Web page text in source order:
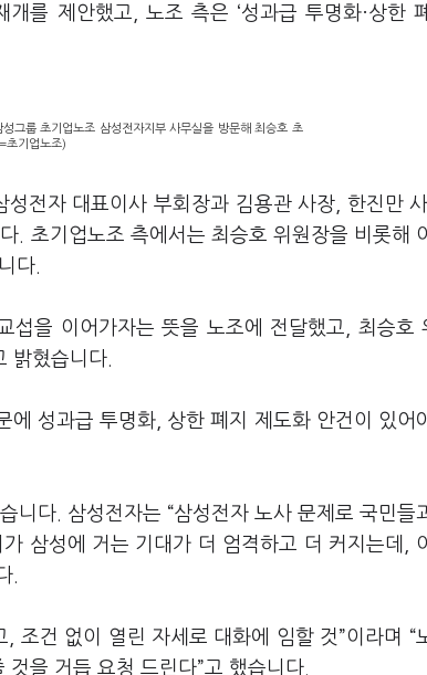
를 제안했고, 노조 측은 ‘성과급 투명화·상한
그룹 초기업노조 삼성전자지부 사무실을 방문해 최승호 초
초기업노조)
전자 대표이사 부회장과 김용관 사장, 한진만
. 초기업노조 측에서는 최승호 위원장을 비롯해
다.
섭을 이어가자는 뜻을 노조에 전달했고, 최승호
밝혔습니다.
에 성과급 투명화, 상한 폐지 제도화 안건이 있어
다. 삼성전자는 “삼성전자 노사 문제로 국민들
삼성에 거는 기대가 더 엄격하고 더 커지는데,
.
조건 없이 열린 자세로 대화에 임할 것”이라며 “
을 거듭 요청 드린다”고 했습니다.